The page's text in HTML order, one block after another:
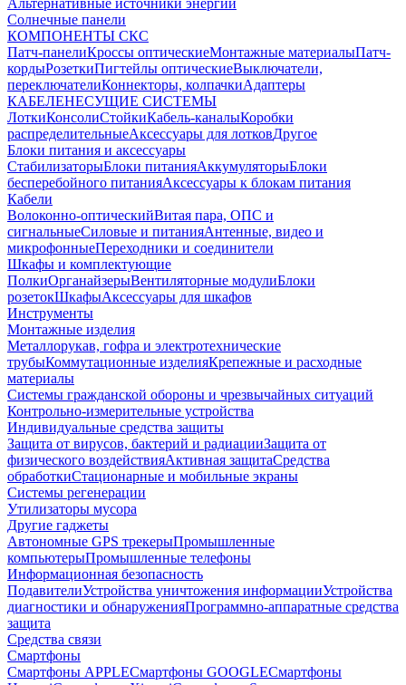
Альтернативные источники энергий
Солнечные панели
КОМПОНЕНТЫ СКС
Патч-панелиКроссы оптическиеМонтажные материалыПатч-
кордыРозеткиПигтейлы оптическиеВыключатели,
переключателиКоннекторы, колпачкиАдаптеры
КАБЕЛЕНЕСУЩИЕ СИСТЕМЫ
ЛоткиКонсолиСтойкиКабель-каналыКоробки
распределительныеАксессуары для лотковДругое
Блоки питания и аксессуары
СтабилизаторыБлоки питанияАккумуляторыБлоки
бесперебойного питанияАксессуары к блокам питания
Кабели
Волоконно-оптическийВитая пара, ОПС и
сигнальныеСиловые и питанияАнтенные, видео и
микрофонныеПереходники и соединители
Шкафы и комплектующие
ПолкиОрганайзерыВентиляторные модулиБлоки
розетокШкафыАксессуары для шкафов
Инструменты
Монтажные изделия
Металлорукав, гофра и электротехнические
трубыКоммутационные изделияКрепежные и расходные
материалы
Системы гражданской обороны и чрезвычайных ситуаций
Контрольно-измерительные устройства
Индивидуальные средства защиты
Защита от вирусов, бактерий и радиацииЗащита от
физического воздействияАктивная защитаСредства
обработкиСтационарные и мобильные экраны
Системы регенерации
Утилизаторы мусора
Другие гаджеты
Автономные GPS трекерыПромышленные
компьютерыПромышленные телефоны
Информационная безопасность
ПодавителиУстройства уничтожения информацииУстройства
диагностики и обнаруженияПрограммно-аппаратные средства
защита
Средства связи
Смартфоны
Смартфоны APPLEСмартфоны GOOGLEСмартфоны